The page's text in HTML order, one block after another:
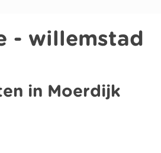
- willemstad
in Moerdijk